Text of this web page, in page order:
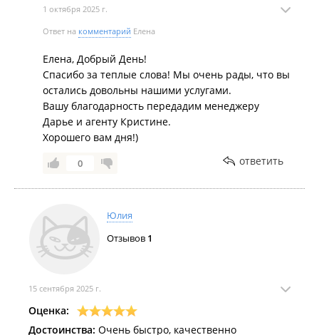
1 октября 2025 г.
Ответ на комментарий Елена
Елена, Добрый День!
Спасибо за теплые слова! Мы очень рады, что вы
остались довольны нашими услугами.
Вашу благодарность передадим менеджеру
Дарье и агенту Кристине.
Хорошего вам дня!)
0 ответить
Юлия
Отзывов 1
15 сентября 2025 г.
Оценка:
Достоинства: Очень быстро, качественно